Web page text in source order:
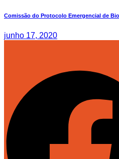
Comissão do Protocolo Emergencial de
junho 17, 2020